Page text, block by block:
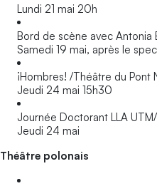
Lundi 21 mai 20h
Bord de scène avec Antonia
Samedi 19 mai, après le
¡Hombres! /Théâtre du Pont
Jeudi 24 mai 15h30
Journée Doctorant LLA
Jeudi 24 mai
Théâtre polonais